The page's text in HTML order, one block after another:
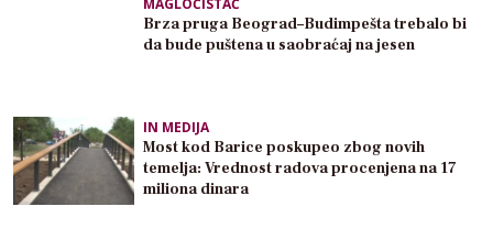
Brza pruga Beograd–Budimpešta trebalo bi
da bude puštena u saobraćaj na jesen
IN MEDIJA
Most kod Barice poskupeo zbog novih
temelja: Vrednost radova procenjena na 17
miliona dinara